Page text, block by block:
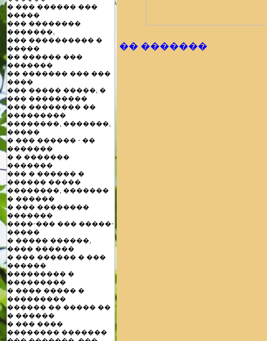
� ��� ������ ���
�����
��� ��������
�������,
��� ���������� �
�����
�� ������ ���
�������
�� ������� ��� ���
����
��� ����� �����, �
��� ���������
��� �������� ��
���������
��������, �������,
�����
� ��� ������ - ��
�������
� � �������
�������
��� � ������ �
������ �����
��������, �������
� ������
� ��� ��������
�������
����-��� ��� �����-
�����
� ����� ������,
���� ������
� ��� ������ � ���
������
��������� �
���������
� ���� ����� �
���������
������ �� ����� ��
� ������
� ��� ����
�������� �������
�� �������